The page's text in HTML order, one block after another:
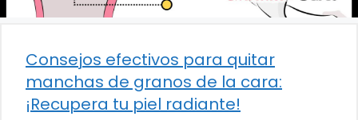
Consejos efectivos para quitar
manchas de granos de la cara:
¡Recupera tu piel radiante!